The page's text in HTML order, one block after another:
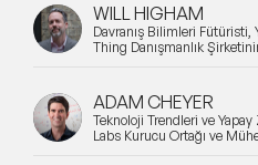
WILL HIGHAM
Davranış Bilimleri Fütüristi,
Thing Danışmanlık
ADAM CHEYER
Teknoloji Trendleri ve Yapay
Labs Kurucu Ortağı ve